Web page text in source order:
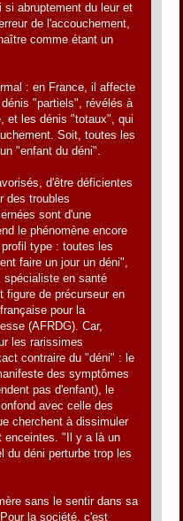
abruptement du leur et
de l'accouchement,
comme étant un
: en France, il affecte
"partiels", révélés à
et les dénis "totaux", qui
Soit, toutes les
"enfant du déni".
d'être déficientes
des troubles
sont d'une
le phénomène encore
type : toutes les
faire un jour un déni",
spécialiste en santé
figure de précurseur en
pour la
(AFRDG). Car,
les rarissimes
contraire du "déni" : le
des symptômes
pas d'enfant), le
avec celle des
cherchent à dissimuler
enceintes. "Il y a là un
du déni perturbe trop les
sans le sentir dans sa
la société, c'est